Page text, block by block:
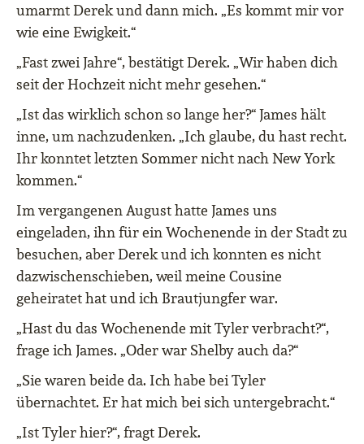
umarmt Derek und dann mich. „Es kommt mir vor
wie eine Ewigkeit.“
„Fast zwei Jahre“, bestätigt Derek. „Wir haben dich
seit der Hochzeit nicht mehr gesehen.“
„Ist das wirklich schon so lange her?“ James hält
inne, um nachzudenken. „Ich glaube, du hast recht.
Ihr konntet letzten Sommer nicht nach New York
kommen.“
Im vergangenen August hatte James uns
eingeladen, ihn für ein Wochenende in der Stadt zu
besuchen, aber Derek und ich konnten es nicht
dazwischenschieben, weil meine Cousine
geheiratet hat und ich Brautjungfer war.
„Hast du das Wochenende mit Tyler verbracht?“,
frage ich James. „Oder war Shelby auch da?“
„Sie waren beide da. Ich habe bei Tyler
übernachtet. Er hat mich bei sich untergebracht.“
„Ist Tyler hier?“, fragt Derek.